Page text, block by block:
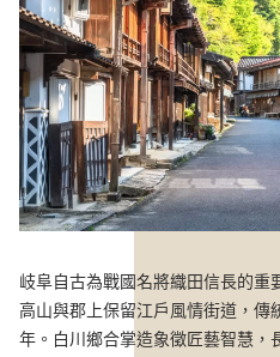
岐阜自古為戰國名將織田信長的重
高山與郡上保留江戶風情街道，傳
年。白川鄉合掌造象徵匠藝智慧，